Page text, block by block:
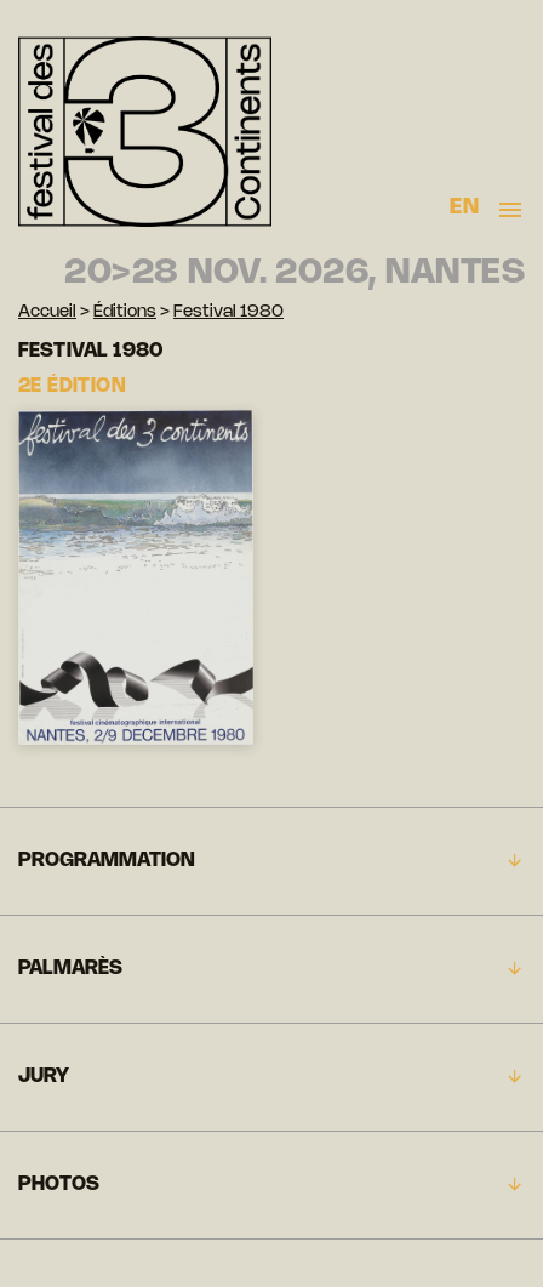
EN
20>28 NOV. 2026, NANTES
Accueil > Éditions > Festival 1980
FESTIVAL 1980
2E ÉDITION
PROGRAMMATION
PALMARÈS
JURY
PHOTOS